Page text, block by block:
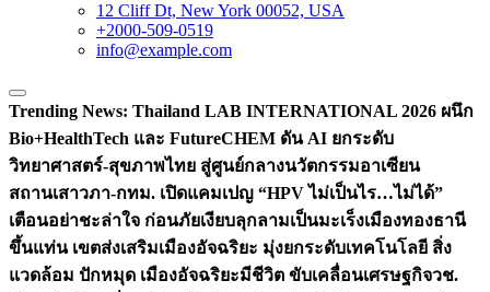
12 Cliff Dt, New York 00052, USA
+2000-509-0519
info@example.com
Trending News: Thailand LAB INTERNATIONAL 2026 ผนึก
Bio+HealthTech และ FutureCHEM ดัน AI ยกระดับ
วิทยาศาสตร์-สุขภาพไทย สู่ศูนย์กลางนวัตกรรมอาเซียน
สถานเสาวภา-กทม. เปิดแคมเปญ “HPV ไม่เป็นไร…ไม่ได้”
เตือนอย่าชะล่าใจ ก่อนภัยเงียบลุกลามเป็นมะเร็งเมืองทองธานี
ขึ้นแท่น เขตส่งเสริมเมืองอัจฉริยะ มุ่งยกระดับเทคโนโลยี สิ่ง
แวดล้อม ปักหมุด เมืองอัจฉริยะมีชีวิต ขับเคลื่อนเศรษฐกิจวช.